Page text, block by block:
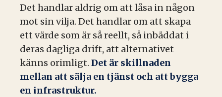
Det handlar aldrig om att låsa in någon
mot sin vilja. Det handlar om att skapa
ett värde som är så reellt, så inbäddat i
deras dagliga drift, att alternativet
känns orimligt. Det är skillnaden
mellan att sälja en tjänst och att bygga
en infrastruktur.